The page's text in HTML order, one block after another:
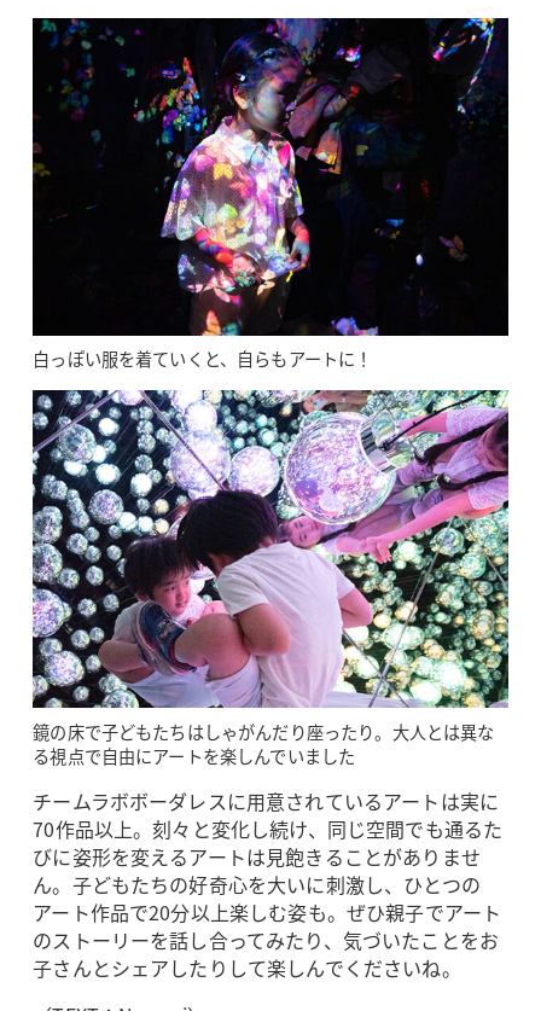
白っぽい服を着ていくと、自らもアートに！
鏡の床で子どもたちはしゃがんだり座ったり。大人とは異な
る視点で自由にアートを楽しんでいました
チームラボボーダレスに用意されているアートは実に
70作品以上。刻々と変化し続け、同じ空間でも通るた
びに姿形を変えるアートは見飽きることがありませ
ん。子どもたちの好奇心を大いに刺激し、ひとつの
アート作品で20分以上楽しむ姿も。ぜひ親子でアート
のストーリーを話し合ってみたり、気づいたことをお
子さんとシェアしたりして楽しんでくださいね。